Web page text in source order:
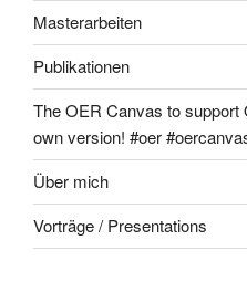
Masterarbeiten
Publikationen
The OER Canvas to
own version! #oer
Über mich
Vorträge / Presentations